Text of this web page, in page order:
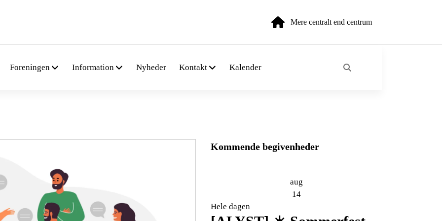
Mere centralt end centrum
Foreningen Information Nyheder Kontakt Kalender
Kommende begivenheder
aug
14
Hele dagen